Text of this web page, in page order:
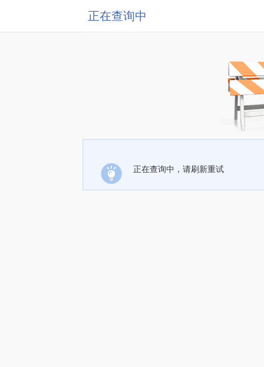
正在查询中
正在查询中，请刷新重试